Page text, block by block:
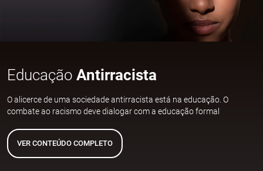
Educação Antirracista
O alicerce de uma sociedade antirracista está na educação. O
combate ao racismo deve dialogar com a educação formal
VER CONTEÚDO COMPLETO